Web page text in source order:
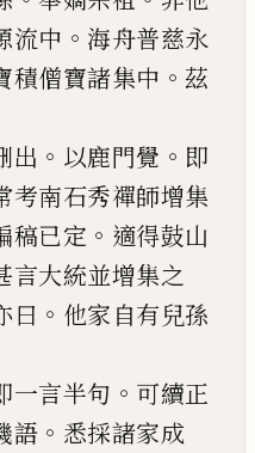
流中 。 海舟普慈永
積僧寶諸集中 。 茲
出 。 以鹿門覺 。 即
考南石秀禪師增集
稿已定 。 適得鼓山
言大統並增集之
曰 。 他家自有兒孫
一言半句 。 可續正
語 。 悉採諸家成